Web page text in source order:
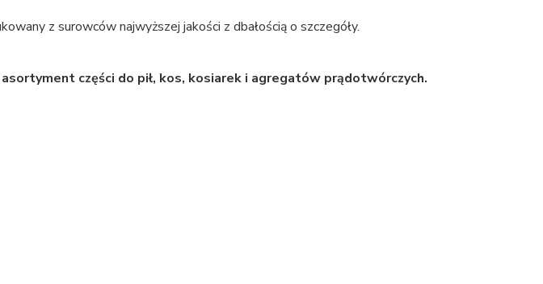
z surowców najwyższej jakości z dbałością o szczegóły.
części do pił, kos, kosiarek i agregatów prądotwórczych.